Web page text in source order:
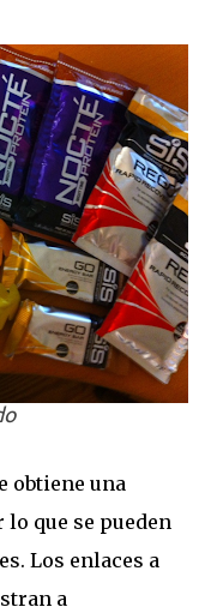
obtiene una
que se pueden
Los enlaces a
a